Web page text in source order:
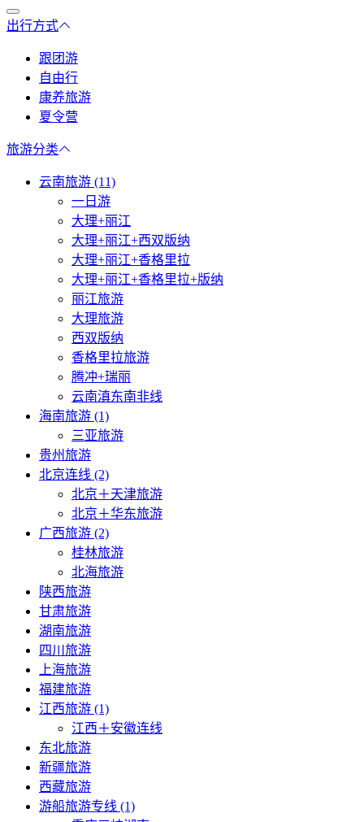
出行方式
跟团游
自由行
康养旅游
夏令营
旅游分类
云南旅游 (11)
一日游
大理+丽江
大理+丽江+西双版纳
大理+丽江+香格里拉
大理+丽江+香格里拉+版纳
丽江旅游
大理旅游
西双版纳
香格里拉旅游
腾冲+瑞丽
云南滇东南非线
海南旅游 (1)
三亚旅游
贵州旅游
北京连线 (2)
北京＋天津旅游
北京＋华东旅游
广西旅游 (2)
桂林旅游
北海旅游
陕西旅游
甘肃旅游
湖南旅游
四川旅游
上海旅游
福建旅游
江西旅游 (1)
江西＋安徽连线
东北旅游
新疆旅游
西藏旅游
游船旅游专线 (1)